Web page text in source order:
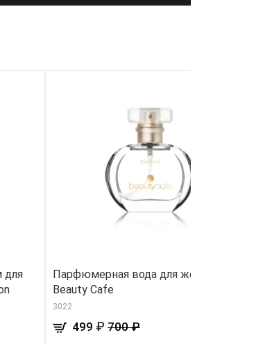
для
Парфюмерная вода для женщин
Beauty Cafe
3022
499 ₽ 700 ₽